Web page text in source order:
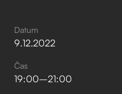
Datum
9.12.2022
Čas
19:00–⁠21:00